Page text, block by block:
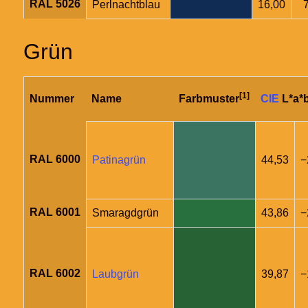
RAL 5026 Perlnachtblau 16,00
Grün
Nummer Name Farbmuster[1] CIE
RAL 6000 Patinagrün 44,53
RAL 6001 Smaragdgrün 43,86
RAL 6002 Laubgrün 39,87